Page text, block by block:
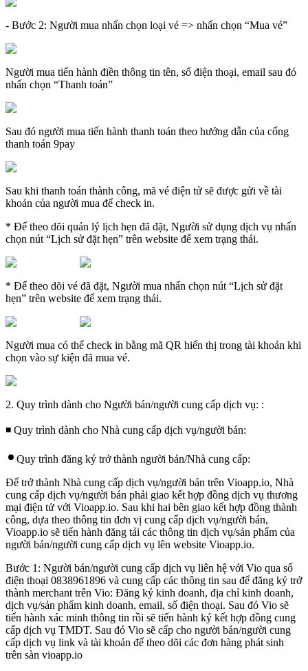
- Bước 2: Người mua nhấn chọn loại vé => nhấn chọn “Mua vé”
Người mua tiến hành điền thông tin tên, số điện thoại, email sau đó
nhấn chọn “Thanh toán”
Sau đó người mua tiến hành thanh toán theo hướng dẫn của cổng
thanh toán 9pay
Sau khi thanh toán thành công, mã vé điện tử sẽ được gửi về tài
khoản của người mua để check in.
* Để theo dõi quản lý lịch hẹn đã đặt, Người sử dụng dịch vụ nhấn
chọn nút “Lịch sử đặt hẹn” trên website để xem trạng thái.
* Để theo dõi vé đã đặt, Người mua nhấn chọn nút “Lịch sử đặt
hẹn” trên website để xem trạng thái.
Người mua có thể check in bằng mã QR hiển thị trong tài khoản khi
chọn vào sự kiện đã mua vé.
2. Quy trình dành cho Người bán/người cung cấp dịch vụ: :
◾ Quy trình dành cho Nhà cung cấp dịch vụ/người bán:
Quy trình đăng ký trở thành người bán/Nhà cung cấp:
Để trở thành Nhà cung cấp dịch vụ/người bán trên Vioapp.io, Nhà
cung cấp dịch vụ/người bán phải giao kết hợp đồng dịch vụ thương
mại điện tử với Vioapp.io. Sau khi hai bên giao kết hợp đồng thành
công, dựa theo thông tin đơn vị cung cấp dịch vụ/người bán,
Vioapp.io sẽ tiến hành đăng tải các thông tin dịch vụ/sản phẩm của
người bán/người cung cấp dịch vụ lên website Vioapp.io.
Bước 1: Người bán/người cung cấp dịch vụ liên hệ với Vio qua số
điện thoại 0838961896 và cung cấp các thông tin sau để đăng ký trở
thành merchant trên Vio: Đăng ký kinh doanh, địa chỉ kinh doanh,
dịch vụ/sản phẩm kinh doanh, email, số điện thoại. Sau đó Vio sẽ
tiến hành xác minh thông tin rồi sẽ tiến hành ký kết hợp đồng cung
cấp dịch vụ TMDT. Sau đó Vio sẽ cấp cho người bán/người cung
cấp dịch vụ link và tài khoản để theo dõi các đơn hàng phát sinh
trên sàn vioapp.io